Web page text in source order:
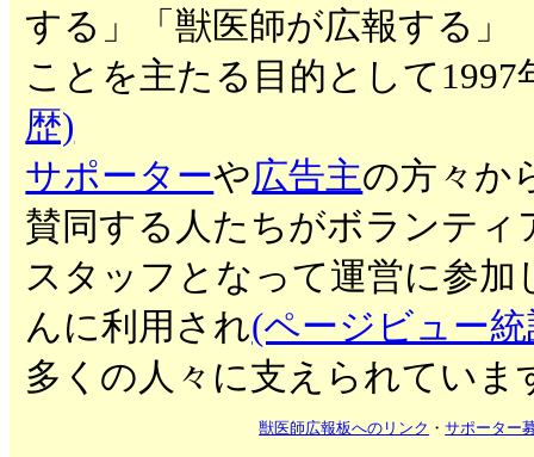
する」「獣医師が広報する」
ことを主たる目的として
歴)
サポーターや広告主の方々か
賛同する人たちがボランティ
スタッフとなって運営に参加
んに利用され(ページビュー
多くの人々に支えられていま
獣医師広報板へのリンク ・サポーター